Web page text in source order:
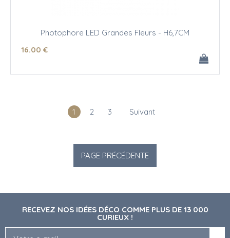
Photophore LED Grandes Fleurs - H6,7CM
16.00 €
1 2 3 Suivant
RECEVEZ NOS IDÉES DÉCO COMME PLUS DE 13 000
CURIEUX !